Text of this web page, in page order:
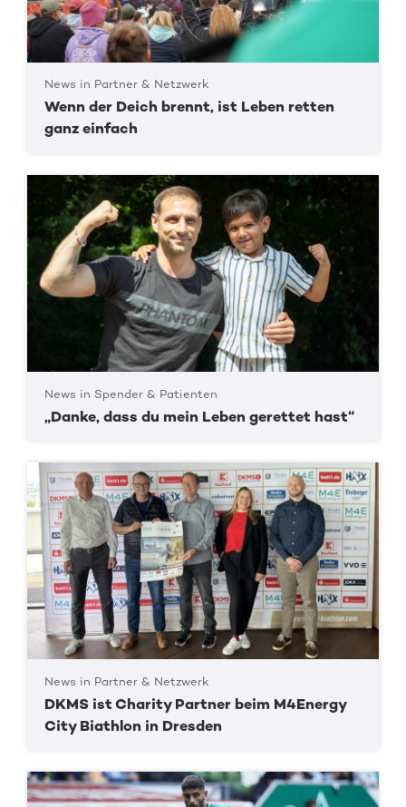
News in Partner & Netzwerk
Wenn der Deich brennt, ist Leben retten
ganz einfach
News in Spender & Patienten
„Danke, dass du mein Leben gerettet hast“
News in Partner & Netzwerk
DKMS ist Charity Partner beim M4Energy
City Biathlon in Dresden